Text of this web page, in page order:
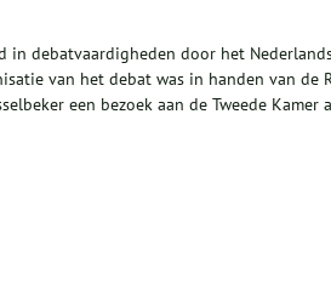
in debatvaardigheden door het
van het debat was in handen van de
een bezoek aan de Tweede